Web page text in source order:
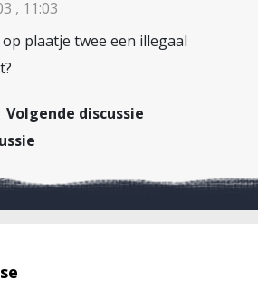
, 11:03
plaatje twee een illegaal
Volgende discussie